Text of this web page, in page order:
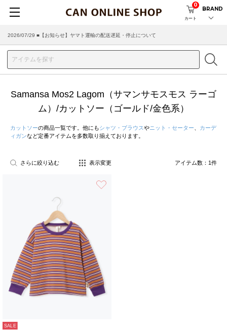
カート
0
BRAND
2026/07/29 ■【お知らせ】ヤマト運輸の配送遅延・停止について
2026/03/18 ■店舗受け取りサービスのご案内
Samansa Mos2 Lagom（サマンサモスモス ラーゴ
ム）/カットソー（ゴールド/金色系）
カットソーの商品一覧です。他にもシャツ・ブラウスやニット・セーター
カーデ
ィガンなど定番アイテムを多数取り揃えております。
さらに絞り込む 表示変更 アイテム数： 1件
SALE